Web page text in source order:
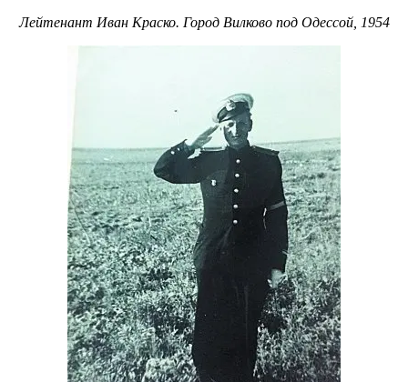
Лейтенант Иван Краско. Город Вилково под Одессой, 1954